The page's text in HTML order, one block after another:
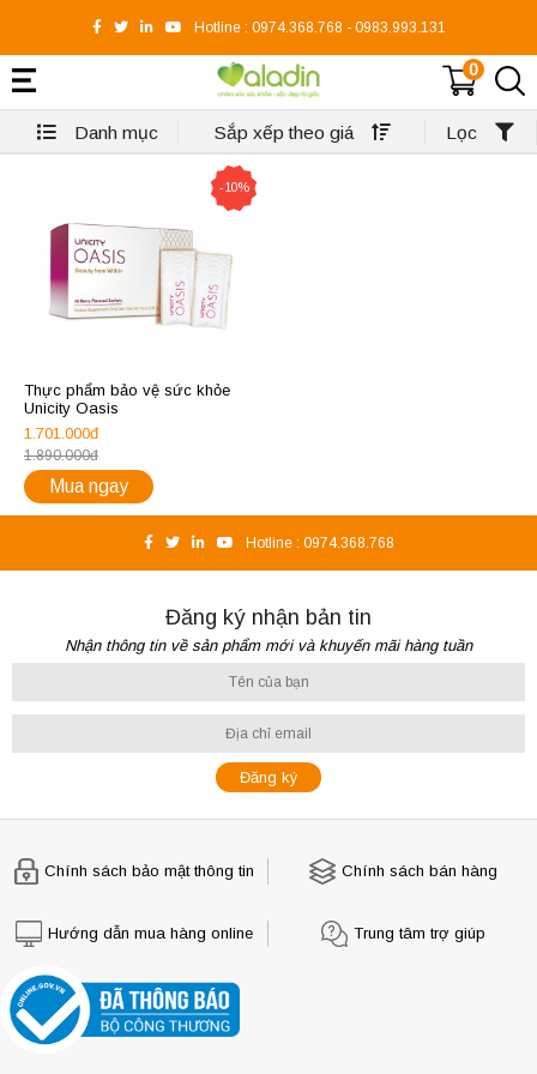
Hotline : 0974.368.768 - 0983.993.131
0
Danh mục Sắp xếp theo giá Lọc
-10%
Thực phẩm bảo vệ sức khỏe
Unicity Oasis
1.701.000đ
1.890.000đ
Mua ngay
Hotline : 0974.368.768
Đăng ký nhận bản tin
Nhận thông tin về sản phẩm mới và khuyến mãi hàng tuần
Chính sách bảo mật thông tin Chính sách bán hàng
Hướng dẫn mua hàng online Trung tâm trợ giúp